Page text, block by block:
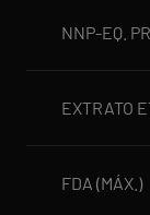
NNP-EQ.
EXTRATO
FDA (MÁX.)